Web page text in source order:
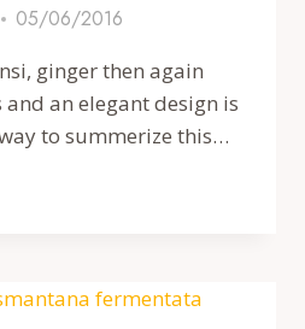
05/06/2016
ginger then again
an elegant design is
to summerize this…